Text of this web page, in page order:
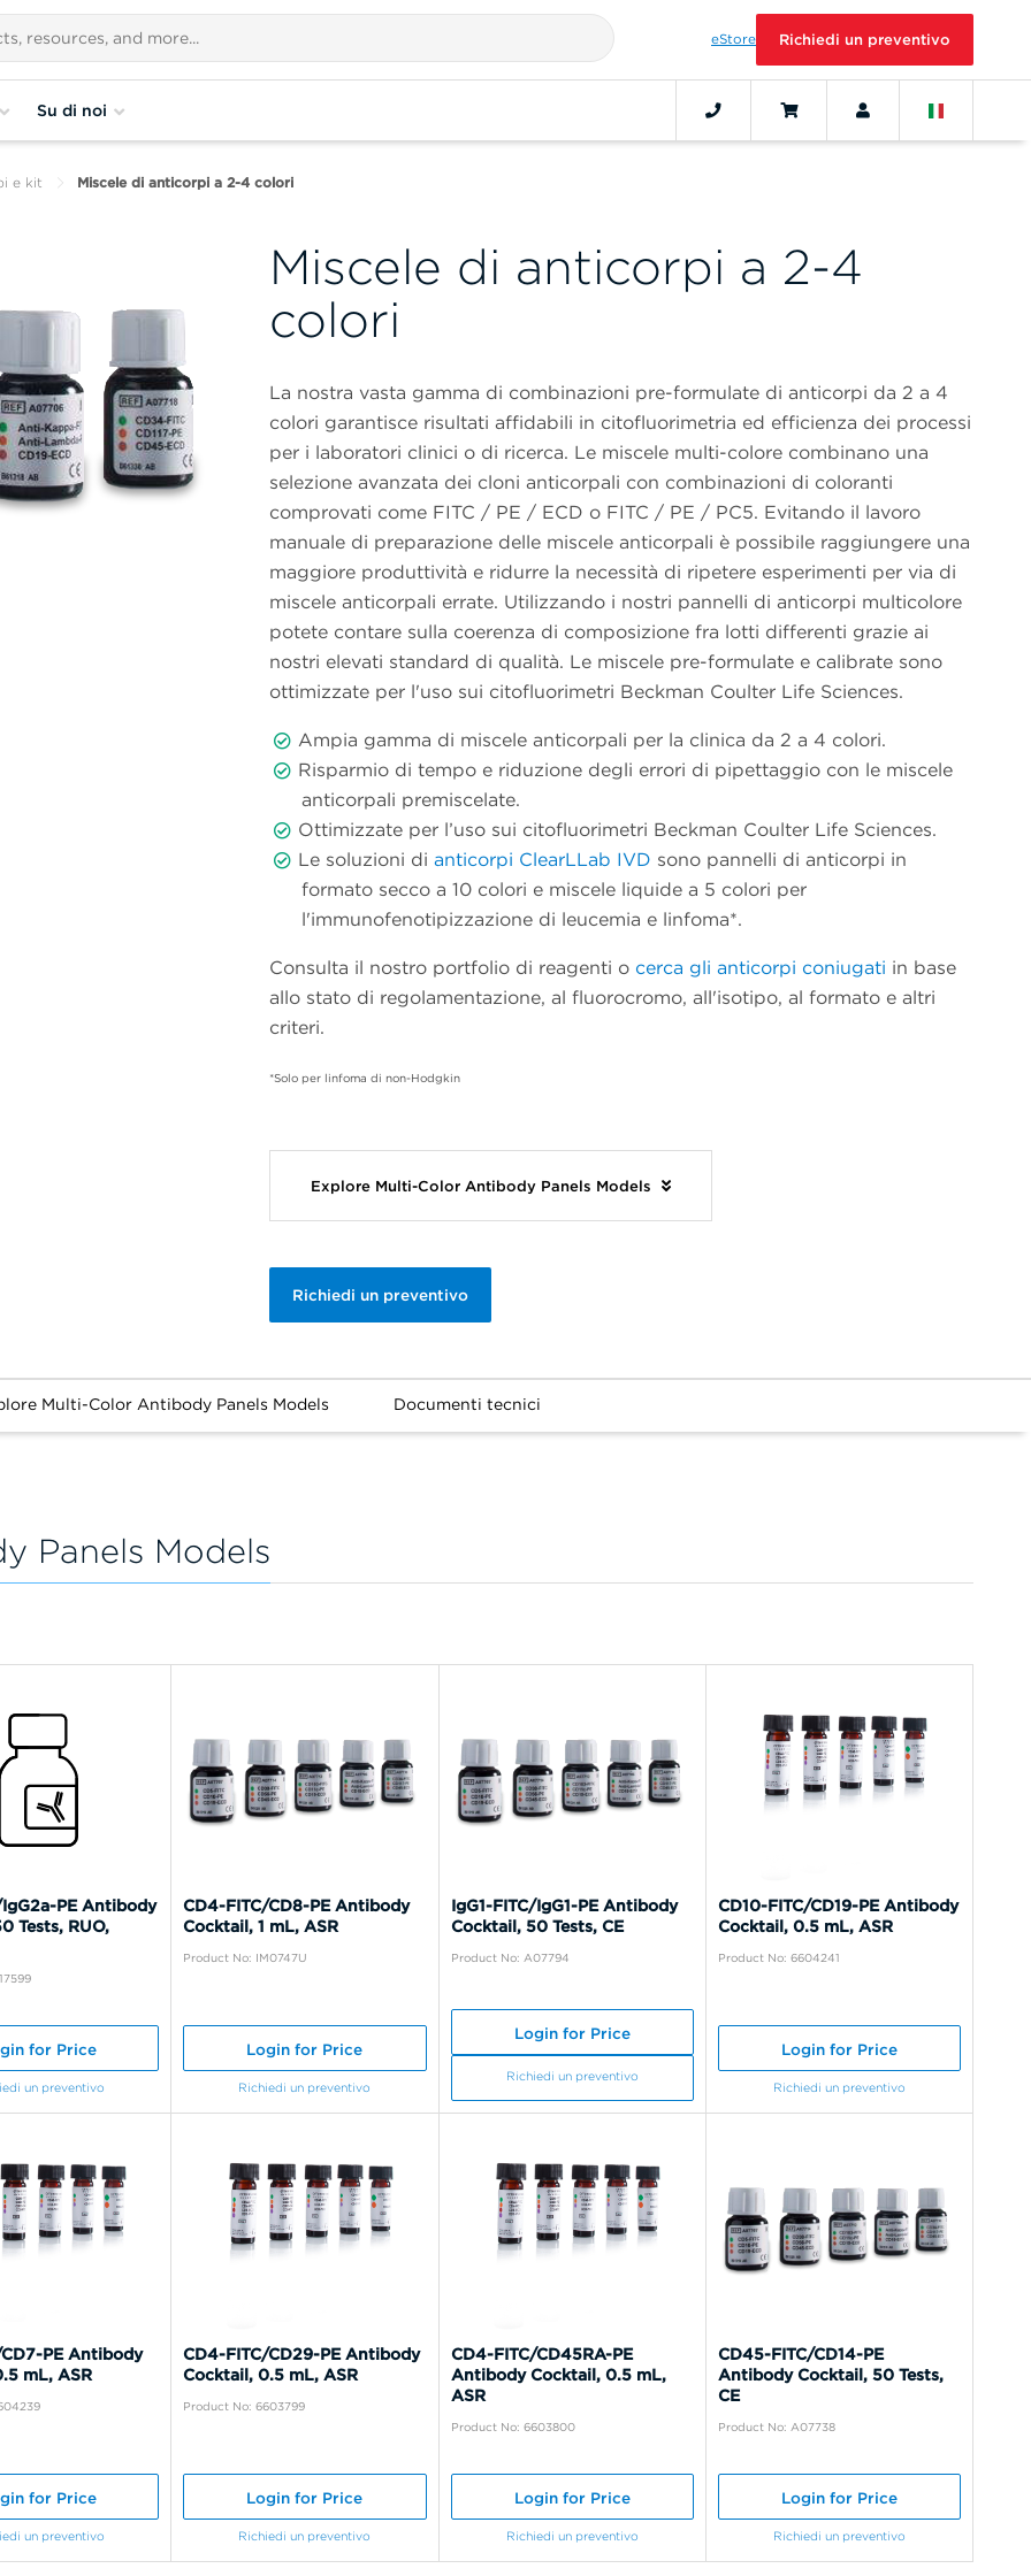
eStore Richiedi un preventivo
Su di noi
e kit Miscele di anticorpi a 2-4 colori
Miscele di anticorpi a 2-4
colori
La nostra vasta gamma di combinazioni pre-formulate di anticorpi da 2 a 4
colori garantisce risultati affidabili in citofluorimetria ed efficienza dei processi
per i laboratori clinici o di ricerca. Le miscele multi-colore combinano una
selezione avanzata dei cloni anticorpali con combinazioni di coloranti
comprovati come FITC / PE / ECD o FITC / PE / PC5. Evitando il lavoro
manuale di preparazione delle miscele anticorpali è possibile raggiungere una
maggiore produttività e ridurre la necessità di ripetere esperimenti per via di
miscele anticorpali errate. Utilizzando i nostri pannelli di anticorpi multicolore
potete contare sulla coerenza di composizione fra lotti differenti grazie ai
nostri elevati standard di qualità. Le miscele pre-formulate e calibrate sono
ottimizzate per l'uso sui citofluorimetri Beckman Coulter Life Sciences.
Ampia gamma di miscele anticorpali per la clinica da 2 a 4 colori.
Risparmio di tempo e riduzione degli errori di pipettaggio con le miscele
anticorpali premiscelate.
Ottimizzate per l’uso sui citofluorimetri Beckman Coulter Life Sciences.
Le soluzioni di anticorpi ClearLLab IVD sono pannelli di anticorpi in
formato secco a 10 colori e miscele liquide a 5 colori per
l'immunofenotipizzazione di leucemia e linfoma*.
Consulta il nostro portfolio di reagenti o cerca gli anticorpi coniugati in base
allo stato di regolamentazione, al fluorocromo, all'isotipo, al formato e altri
criteri.
*Solo per linfoma di non-Hodgkin
Explore Multi-Color Antibody Panels Models
Richiedi un preventivo
Multi-Color Antibody Panels Models Documenti tecnici
Panels Models
IgG2a-PE Antibody
Tests, RUO,
for Price
un preventivo
CD4-FITC/CD8-PE Antibody
Cocktail, 1 mL, ASR
Product No: IM0747U
Login for Price
Richiedi un preventivo
IgG1-FITC/IgG1-PE Antibody
Cocktail, 50 Tests, CE
Product No: A07794
Login for Price
Richiedi un preventivo
CD10-FITC/CD19-PE Antibody
Cocktail, 0.5 mL, ASR
Product No: 6604241
Login for Price
Richiedi un preventivo
PE Antibody
mL, ASR
for Price
un preventivo
CD4-FITC/CD29-PE Antibody
Cocktail, 0.5 mL, ASR
Product No: 6603799
Login for Price
Richiedi un preventivo
CD4-FITC/CD45RA-PE
Antibody Cocktail, 0.5 mL,
ASR
Product No: 6603800
Login for Price
Richiedi un preventivo
CD45-FITC/CD14-PE
Antibody Cocktail, 50 Tests,
CE
Product No: A07738
Login for Price
Richiedi un preventivo